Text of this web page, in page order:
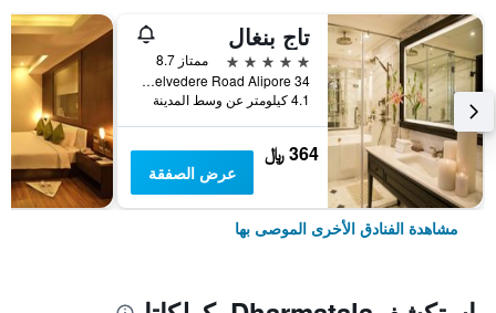
تاج بنغال
5 نجوم
ممتاز 8.7
34 B Belvedere Road Alipore, كولكاتا, الهند
4.1 كيلومتر عن وسط المدينة
364 ﷼
عرض الصفقة
مشاهدة الفنادق الأخرى الموصى بها